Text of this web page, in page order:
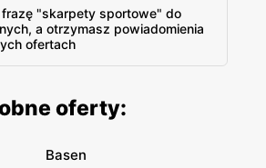
frazę "skarpety sportowe" do
a otrzymasz powiadomienia
ofertach
oferty:
Basen